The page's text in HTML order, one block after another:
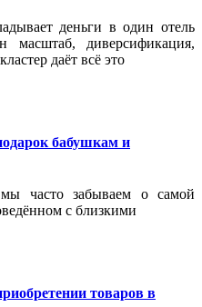
деньги в один отель
диверсификация,
даёт всё это
бабушкам и
часто забываем о самой
с близкими
товаров в